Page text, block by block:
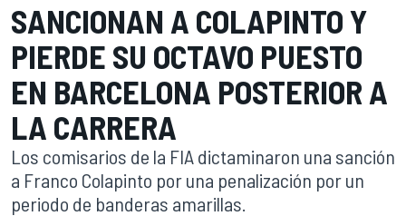
SANCIONAN A COLAPINTO Y
PIERDE SU OCTAVO PUESTO
EN BARCELONA POSTERIOR A
LA CARRERA
Los comisarios de la FIA dictaminaron una sanción
a Franco Colapinto por una penalización por un
periodo de banderas amarillas.